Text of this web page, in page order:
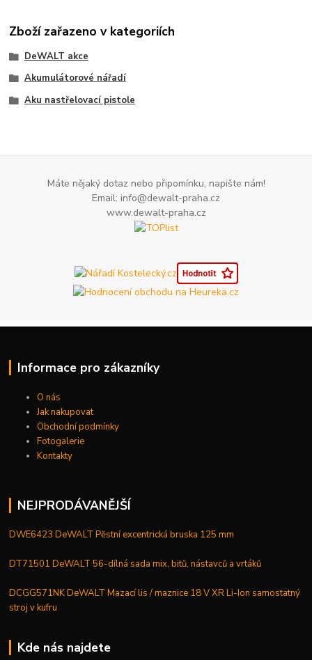
Zboží zařazeno v kategoriích
DeWALT akce
Akumulátorové nářadí
Aku nastřelovací pistole
Máte nějaký dotaz nebo připomínku, napište nám!
Email: info@dewalt-praha.cz
www.dewalt-praha.cz
Informace pro zákazníky
O nás
Jak nakupovat
Obchodní podmínky
Fotogalerie
Kontakty
NEJPRODÁVANĚJŠÍ
DWE6423 DeWALT Pěstní excentrická bruska 125 mm
DT71501 DeWALT 56-dílná sada mix, bitů, nástavců a vrtáků
DCGG571NK DeWALT Mazací lis / maznice 18 V XR Li-Ion samostatný
stroj v kufru
Kde nás najdete